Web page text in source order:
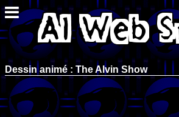
Dessin animé : The Alvin Show